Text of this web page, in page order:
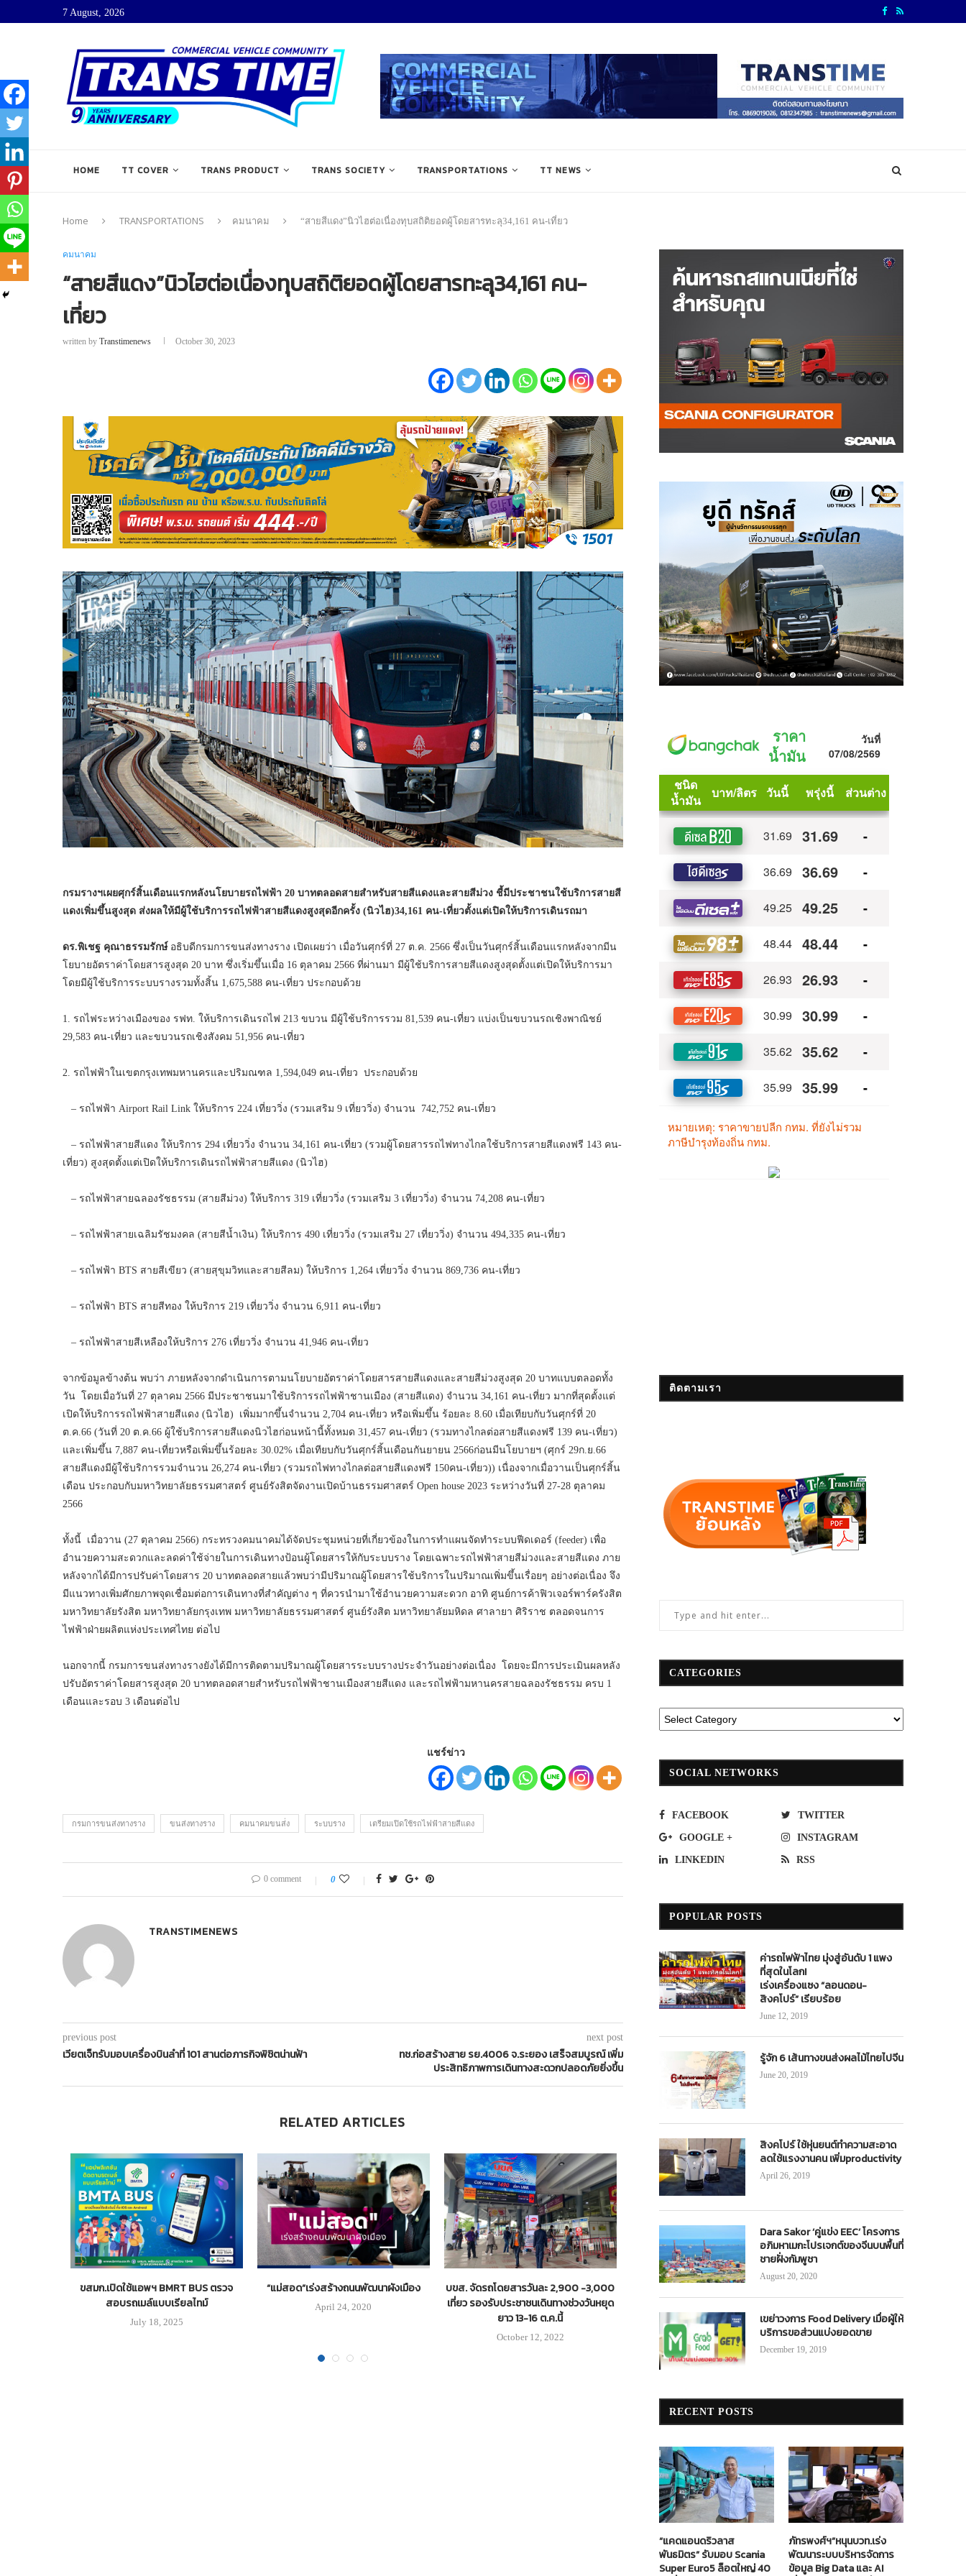
7 August, 2026
HOME TT COVER TRANS PRODUCT TRANS SOCIETY TRANSPORTATIONS TT NEWS
Home TRANSPORTATIONS คมนาคม “สายสีแดง”นิวไฮต่อเนื่องทุบสถิติยอดผู้โดยสารทะลุ34,161 คน-เที่ยว
คมนาคม
“สายสีแดง”นิวไฮต่อเนื่องทุบสถิติยอดผู้โดยสารทะลุ34,161 คน-
เที่ยว
written by Transtimenews October 30, 2023
กรมรางฯเผยศุกร์สิ้นเดือนแรกหลังนโยบายรถไฟฟ้า 20 บาทตลอดสายสำหรับสายสีแดงและสายสีม่วง ชี้มีประชาชนใช้บริการสายสี
แดงเพิ่มขึ้นสูงสุด ส่งผลให้มีผู้ใช้บริการรถไฟฟ้าสายสีแดงสูงสุดอีกครั้ง (นิวไฮ)34,161 คน-เที่ยวตั้งแต่เปิดให้บริการเดินรถมา
ดร.พิเชฐ คุณาธรรมรักษ์อธิบดีกรมการขนส่งทางราง เปิดเผยว่า เมื่อวันศุกร์ที่ 27 ต.ค. 2566 ซึ่งเป็นวันศุกร์สิ้นเดือนแรกหลังจากมีน
โยบายอัตราค่าโดยสารสูงสุด 20 บาท ซึ่งเริ่มขึ้นเมื่อ 16 ตุลาคม 2566 ที่ผ่านมา มีผู้ใช้บริการสายสีแดงสูงสุดตั้งแต่เปิดให้บริการมา
โดยมีผู้ใช้บริการระบบรางรวมทั้งสิ้น 1,675,588 คน-เที่ยว ประกอบด้วย
1. รถไฟระหว่างเมืองของ รฟท. ให้บริการเดินรถไฟ 213 ขบวน มีผู้ใช้บริการรวม 81,539 คน-เที่ยว แบ่งเป็นขบวนรถเชิงพาณิชย์
29,583 คน-เที่ยว และขบวนรถเชิงสังคม 51,956 คน-เที่ยว
2. รถไฟฟ้าในเขตกรุงเทพมหานครและปริมณฑล 1,594,049 คน-เที่ยว ประกอบด้วย
– รถไฟฟ้า Airport Rail Link ให้บริการ 224 เที่ยววิ่ง (รวมเสริม 9 เที่ยววิ่ง) จำนวน 742,752 คน-เที่ยว
– รถไฟฟ้าสายสีแดง ให้บริการ 294 เที่ยววิ่ง จำนวน 34,161 คน-เที่ยว (รวมผู้โดยสารรถไฟทางไกลใช้บริการสายสีแดงฟรี 143 คน-
เที่ยว) สูงสุดตั้งแต่เปิดให้บริการเดินรถไฟฟ้าสายสีแดง (นิวไฮ)
– รถไฟฟ้าสายฉลองรัชธรรม (สายสีม่วง) ให้บริการ 319 เที่ยววิ่ง (รวมเสริม 3 เที่ยววิ่ง) จำนวน 74,208 คน-เที่ยว
– รถไฟฟ้าสายเฉลิมรัชมงคล (สายสีน้ำเงิน) ให้บริการ 490 เที่ยววิ่ง (รวมเสริม 27 เที่ยววิ่ง) จำนวน 494,335 คน-เที่ยว
– รถไฟฟ้า BTS สายสีเขียว (สายสุขุมวิทและสายสีลม) ให้บริการ 1,264 เที่ยววิ่ง จำนวน 869,736 คน-เที่ยว
– รถไฟฟ้า BTS สายสีทอง ให้บริการ 219 เที่ยววิ่ง จำนวน 6,911 คน-เที่ยว
– รถไฟฟ้าสายสีเหลืองให้บริการ 276 เที่ยววิ่ง จำนวน 41,946 คน-เที่ยว
จากข้อมูลข้างต้น พบว่า ภายหลังจากดำเนินการตามนโยบายอัตราค่าโดยสารสายสีแดงและสายสีม่วงสูงสุด 20 บาทแบบตลอดทั้ง
วัน โดยเมื่อวันที่ 27 ตุลาคม 2566 มีประชาชนมาใช้บริการรถไฟฟ้าชานเมือง (สายสีแดง) จำนวน 34,161 คน-เที่ยว มากที่สุดตั้งแต่
เปิดให้บริการรถไฟฟ้าสายสีแดง (นิวไฮ) เพิ่มมากขึ้นจำนวน 2,704 คน-เที่ยว หรือเพิ่มขึ้น ร้อยละ 8.60 เมื่อเทียบกับวันศุกร์ที่ 20
ต.ค.66 (วันที่ 20 ต.ค.66 ผู้ใช้บริการสายสีแดงนิวไฮก่อนหน้านี้ทั้งหมด 31,457 คน-เที่ยว (รวมทางไกลต่อสายสีแดงฟรี 139 คน-เที่ยว)
และเพิ่มขึ้น 7,887 คน-เที่ยวหรือเพิ่มขึ้นร้อยละ 30.02% เมื่อเทียบกับวันศุกร์สิ้นเดือนกันยายน 2566ก่อนมีนโยบายฯ (ศุกร์ 29ก.ย.66
สายสีแดงมีผู้ใช้บริการรวมจำนวน 26,274 คน-เที่ยว (รวมรถไฟทางไกลต่อสายสีแดงฟรี 150คน-เที่ยว)) เนื่องจากเมื่อวานเป็นศุกร์สิ้น
เดือน ประกอบกับมหาวิทยาลัยธรรมศาสตร์ ศูนย์รังสิตจัดงานเปิดบ้านธรรมศาสตร์ Open house 2023 ระหว่างวันที่ 27-28 ตุลาคม
2566
ทั้งนี้ เมื่อวาน (27 ตุลาคม 2566) กระทรวงคมนาคมได้จัดประชุมหน่วยที่เกี่ยวข้องในการทำแผนจัดทำระบบฟีดเดอร์ (feeder) เพื่อ
อำนวยความสะดวกและลดค่าใช้จ่ายในการเดินทางป้อนผู้โดยสารให้กับระบบราง โดยเฉพาะรถไฟฟ้าสายสีม่วงและสายสีแดง ภาย
หลังจากได้มีการปรับค่าโดยสาร 20 บาทตลอดสายแล้วพบว่ามีปริมาณผู้โดยสารใช้บริการในปริมาณเพิ่มขึ้นเรื่อยๆ อย่างต่อเนื่อง จึง
มีแนวทางเพิ่มศักยภาพจุดเชื่อมต่อการเดินทางที่สำคัญต่าง ๆ ที่ควรนำมาใช้อำนวยความสะดวก อาทิ ศูนย์การค้าฟิวเจอร์พาร์ครังสิต
มหาวิทยาลัยรังสิต มหาวิทยาลัยกรุงเทพ มหาวิทยาลัยธรรมศาสตร์ ศูนย์รังสิต มหาวิทยาลัยมหิดล ศาลายา ศิริราช ตลอดจนการ
ไฟฟ้าฝ่ายผลิตแห่งประเทศไทย ต่อไป
นอกจากนี้ กรมการขนส่งทางรางยังได้มีการติดตามปริมาณผู้โดยสารระบบรางประจำวันอย่างต่อเนื่อง โดยจะมีการประเมินผลหลัง
ปรับอัตราค่าโดยสารสูงสุด 20 บาทตลอดสายสำหรับรถไฟฟ้าชานเมืองสายสีแดง และรถไฟฟ้ามหานครสายฉลองรัชธรรม ครบ 1
เดือนและรอบ 3 เดือนต่อไป
แชร์ข่าว
กรมการขนส่งทางราง ขนส่งทางราง คมนาคมขนส่่ง ระบบราง เตรียมเปิดใช้รถไฟฟ้าสายสีแดง
0 comment 0
TRANSTIMENEWS
previous post
เวียตเจ็ทรับมอบเครื่องบินลำที่ 101 สานต่อภารกิจพิชิตน่านฟ้า
next post
ทช.ก่อสร้างสาย รย.4006 จ.ระยอง เสร็จสมบูรณ์ เพิ่ม
ประสิทธิภาพการเดินทางสะดวกปลอดภัยยิ่งขึ้น
RELATED ARTICLES
ขสมก.เปิดใช้แอพฯ BMRT BUS ตรวจ
สอบรถเมล์แบบเรียลไทม์
July 18, 2025
“แม่สอด”เร่งสร้างถนนพัฒนาผังเมือง
April 24, 2020
บขส. จัดรถโดยสารวันละ 2,900 -3,000
เที่ยว รองรับประชาชนเดินทางช่วงวันหยุด
ยาว 13-16 ต.ค.นี้
October 12, 2022
ลุงตู่ทดลองรถไฟสายสีเขียว 4 สถานี
ประเทศไม่เสียเปรียบ ‘อาตี๋ใหญ่แดน
July 20, 2022
ติดตามเรา
CATEGORIES
SOCIAL NETWORKS
FACEBOOK TWITTER
GOOGLE + INSTAGRAM
LINKEDIN RSS
POPULAR POSTS
ค่ารถไฟฟ้าไทย มุ่งสู่อันดับ 1 แพง
ที่สุดในโลก!
เร่งเครื่องแซง “ลอนดอน-
สิงคโปร์” เรียบร้อย
June 12, 2019
รู้จัก 6 เส้นทางขนส่งผลไม้ไทยไปจีน
June 20, 2019
สิงคโปร์ ใช้หุ่นยนต์ทำความสะอาด
ลดใช้แรงงานคน เพิ่มproductivity
April 26, 2019
Dara Sakor ‘คู่แข่ง EEC’ โครงการ
อภิมหาเมกะโปรเจกต์ของจีนบนพื้นที่
ชายฝั่งกัมพูชา
August 20, 2020
เขย่าวงการ Food Delivery เมื่อผู้ให้
บริการขอส่วนแบ่งยอดขาย
December 19, 2019
RECENT POSTS
“แคดแอนดริวลาส
พันธมิตร” รับมอบ Scania
Super Euro5 ล็อตใหญ่ 40
ภัทรพงศ์ฯ”หนุนบวท.เร่ง
พัฒนาระบบบริหารจัดการ
ข้อมูล Big Data และ AI